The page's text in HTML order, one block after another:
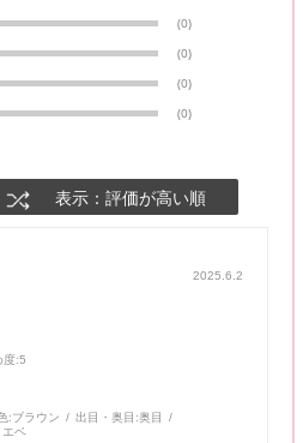
(0)
(0)
(0)
(0)
表示：評価が高い順
2025.6.2
度:5
:ブラウン 出目・奥目:奥目
エベ